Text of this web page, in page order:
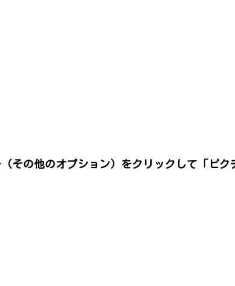
その他のオプション）をクリックして「ピ